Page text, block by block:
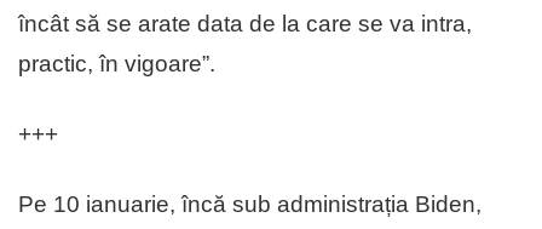
încât să se arate data de la care se va intra,
practic, în vigoare”.
+++
Pe 10 ianuarie, încă sub administrația Biden,